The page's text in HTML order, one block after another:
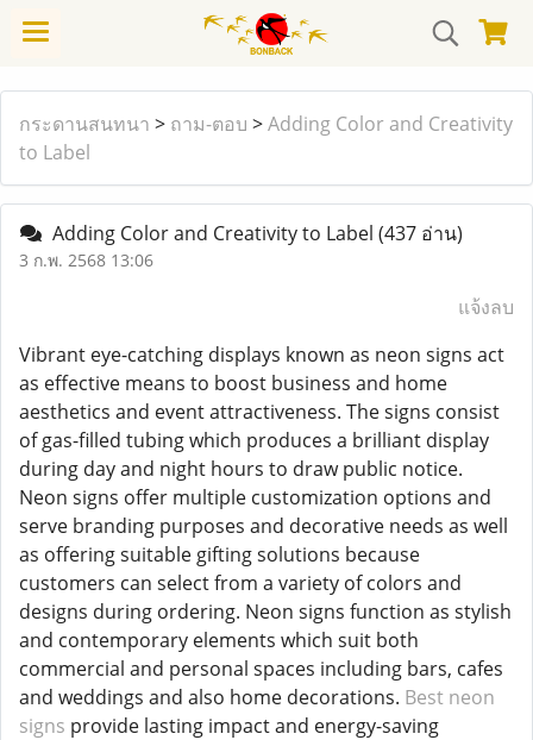
กระดานสนทนา > ถาม-ตอบ >Adding Color and Creativity
to Label
Adding Color and Creativity to Label (437 อ่าน)
3 ก.พ. 2568 13:06
แจ้งลบ
Vibrant eye-catching displays known as neon signs act
as effective means to boost business and home
aesthetics and event attractiveness. The signs consist
of gas-filled tubing which produces a brilliant display
during day and night hours to draw public notice.
Neon signs offer multiple customization options and
serve branding purposes and decorative needs as well
as offering suitable gifting solutions because
customers can select from a variety of colors and
designs during ordering. Neon signs function as stylish
and contemporary elements which suit both
commercial and personal spaces including bars, cafes
and weddings and also home decorations. Best neon
signs provide lasting impact and energy-saving